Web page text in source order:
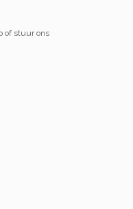
of stuur ons